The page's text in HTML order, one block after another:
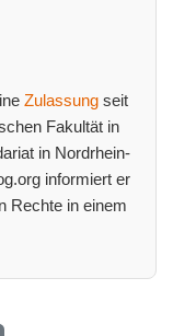
Zulassung seit
Fakultät in
in Nordrhein-
informiert er
Rechte in einem